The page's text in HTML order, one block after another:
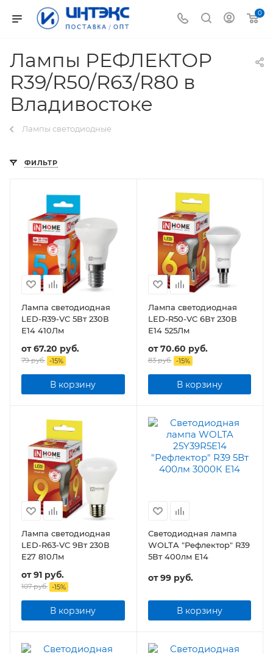
0
Лампы РЕФЛЕКТОР
R39/R50/R63/R80 в
Владивостоке
Лампы светодиодные
ФИЛЬТР
Лампа светодиодная
LED-R39-VC 5Вт 230В
Е14 410Лм
от67.20 руб.
79 руб. -15%
В корзину
Лампа светодиодная
LED-R50-VC 6Вт 230В
Е14 525Лм
от70.60 руб.
83 руб. -15%
В корзину
Лампа светодиодная
LED-R63-VC 9Вт 230В
Е27 810Лм
от91 руб.
107 руб. -15%
В корзину
Светодиодная лампа
WOLTA "Рефлектор" R39
5Вт 400лм E14
от99 руб.
В корзину